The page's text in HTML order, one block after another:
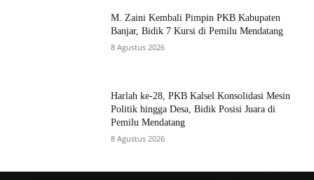
M. Zaini Kembali Pimpin PKB Kabupaten
Banjar, Bidik 7 Kursi di Pemilu Mendatang
8 Agustus 2026
Harlah ke-28, PKB Kalsel Konsolidasi Mesin
Politik hingga Desa, Bidik Posisi Juara di
Pemilu Mendatang
8 Agustus 2026